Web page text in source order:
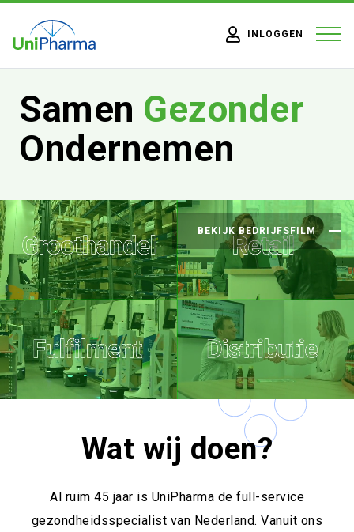
INLOGGEN
Samen Gezonder
Ondernemen
BEKIJK BEDRIJFSFILM
Wat wij doen?
Al ruim 45 jaar is UniPharma de full-service
gezondheidsspecialist van Nederland. Vanuit ons